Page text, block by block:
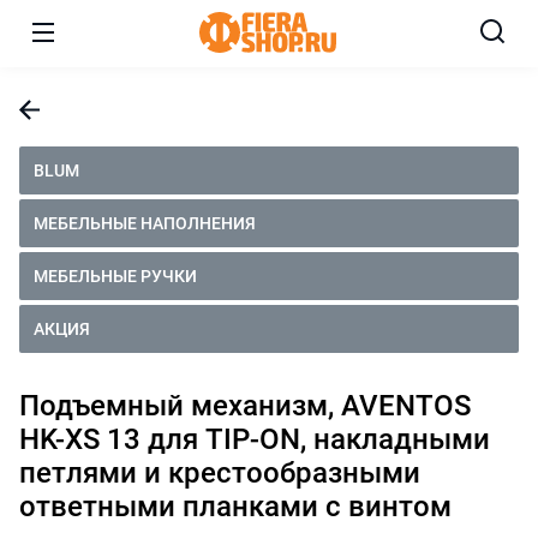
BLUM
МЕБЕЛЬНЫЕ НАПОЛНЕНИЯ
МЕБЕЛЬНЫЕ РУЧКИ
АКЦИЯ
Подъемный механизм, AVENTOS
HK-XS 13 для TIP-ON, накладными
петлями и крестообразными
ответными планками с винтом